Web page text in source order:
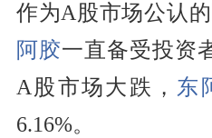
作为A股市场公认
阿胶一直备受投资
A股市场大跌， 东
6.16%。